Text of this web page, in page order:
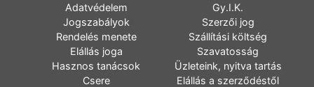
Adatvédelem
Gy.I.K.
Jogszabályok
Szerzői jog
Rendelés menete
Szállítási költség
Elállás joga
Szavatosság
Hasznos tanácsok
Üzleteink, nyitva tartás
Csere
Elállás a szerződéstől